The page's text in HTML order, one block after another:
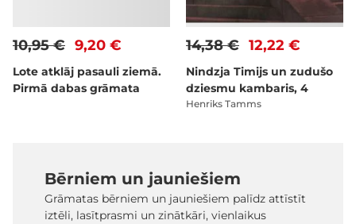
9,20 €
10,95 €
Lote atklāj pasauli ziemā.
Pirmā dabas grāmata
12,22 €
14,38 €
Nindzja Timijs un zudušo
dziesmu kambaris, 4
Henriks Tamms
Bērniem un jauniešiem
Grāmatas bērniem un jauniešiem palīdz attīstīt
iztēli, lasītprasmi un zinātkāri, vienlaikus